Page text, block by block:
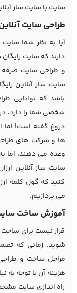
سایت با سایت ساز
طراحی سایت آنلاین
آیا به نظر شما
دارند که سایت
و طراحی سایت صرفه
سایت ساز آنلاین
باشد که توانایی
شخصی شما را دارد،
دروغ گفته است!
ها و شرکت های
وعده می دهند، اما
سایت ساز آنلاین
کنید که گول کلمه
می پردازیم.
آموزش ساخت
قرار نیست برای
شوید. زمانی که
مراحل ساخت و
هزینه آن با توجه به
راه اندازی سایت